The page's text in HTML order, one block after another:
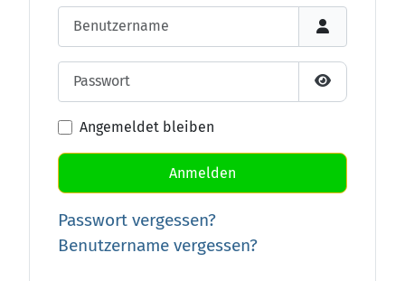
Passwort
Angemeldet bleiben
Anmelden
Passwort vergessen?
Benutzername vergessen?